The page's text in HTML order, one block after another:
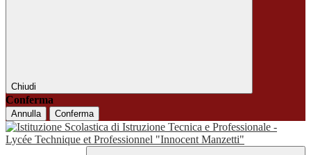
Chiudi
Conferma
Annulla Conferma